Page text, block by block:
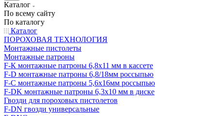
Каталог
По всему сайту
По каталогу
Каталог
ПОРОХОВАЯ ТЕХНОЛОГИЯ
Монтажные пистолеты
Монтажные патроны
F-К монтажные патроны 6,8х11 мм в кассете
F-D монтажные патроны 6,8/18мм россыпью
F-C монтажные патроны 5,6х16мм россыпью
F-DK монтажные патроны 6,3х10 мм в диске
Гвозди для пороховых пистолетов
F-DN гвозди универсальные